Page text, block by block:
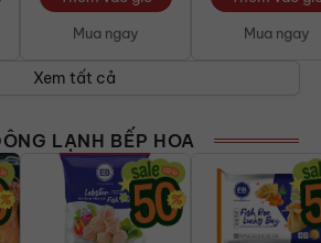
Mua ngay Mua ngay
Xem tất cả
LẠNH BẾP HOA